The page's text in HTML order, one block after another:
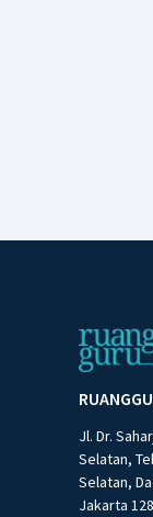
Jl. Dr.
Selatan,
Selatan,
Jakarta